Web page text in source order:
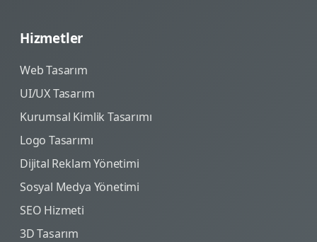
Hizmetler
Web Tasarım
UI/UX Tasarım
Kurumsal Kimlik Tasarımı
Logo Tasarımı
Dijital Reklam Yönetimi
Sosyal Medya Yönetimi
SEO Hizmeti
3D Tasarım